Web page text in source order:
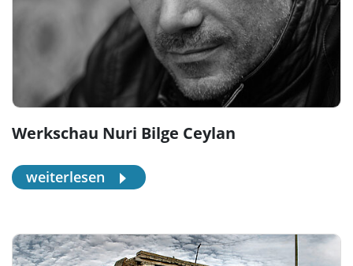
Werkschau Nuri Bilge Ceylan
weiterlesen